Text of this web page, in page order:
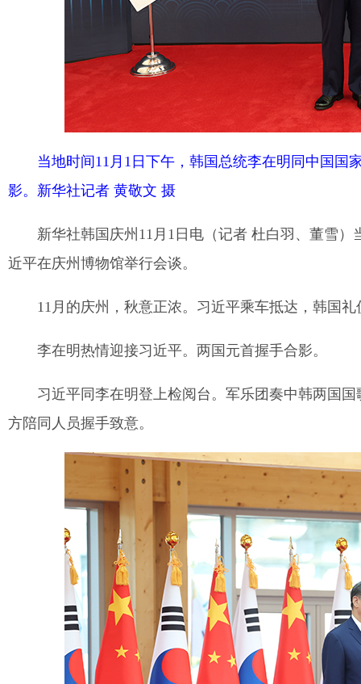
当地时间11月1日下午，韩国总统李在明同中国国
影。新华社记者 黄敬文 摄
新华社韩国庆州11月1日电（记者 杜白羽、董雪
近平在庆州博物馆举行会谈。
11月的庆州，秋意正浓。习近平乘车抵达，韩国
李在明热情迎接习近平。两国元首握手合影。
习近平同李在明登上检阅台。军乐团奏中韩两国
方陪同人员握手致意。